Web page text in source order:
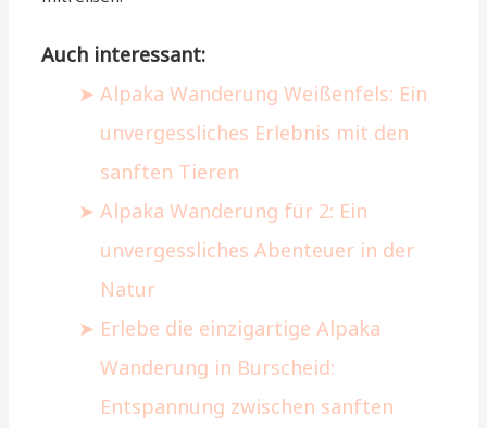
Auch interessant:
Alpaka Wanderung Weißenfels: Ein
unvergessliches Erlebnis mit den
sanften Tieren
Alpaka Wanderung für 2: Ein
unvergessliches Abenteuer in der
Natur
Erlebe die einzigartige Alpaka
Wanderung in Burscheid:
Entspannung zwischen sanften